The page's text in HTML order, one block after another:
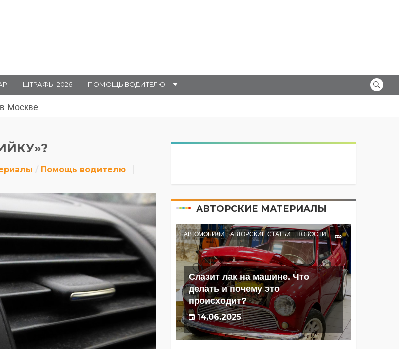
ШТРАФЫ 2026 ПОМОЩЬ ВОДИТЕЛЮ
года в Москве
Помощь водителю
АВТОРСКИЕ МАТЕРИАЛЫ
АВТОМОБИЛИ АВТОРСКИЕ СТАТЬИ НОВОСТИ
Слазит лак на машине. Что
делать и почему это
происходит?
14.06.2025